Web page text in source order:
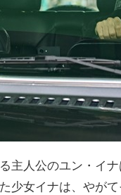
主人公のユン・イ
少女イナは、やが